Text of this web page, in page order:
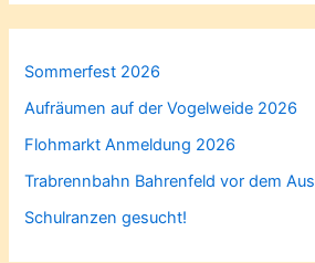
Sommerfest 2026
Aufräumen auf der Vogelweide 2026
Flohmarkt Anmeldung 2026
Trabrennbahn Bahrenfeld vor dem Aus
Schulranzen gesucht!